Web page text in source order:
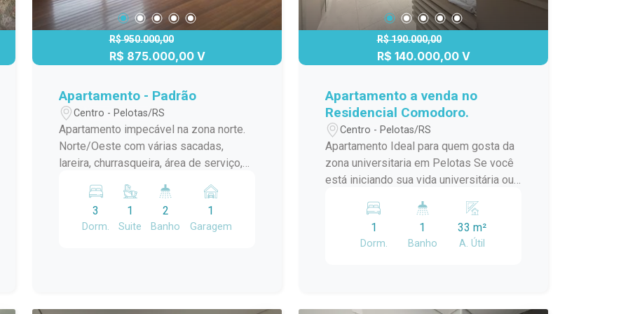
aventuras culinárias. Além disso, o
Edifício Luís de Camões oferece
comodidades incomparáveis, incluindo
áreas de lazer, piscina e segurança 24
parte deste luxuoso condomínio e viver
no coração da cidade. Agende uma
visita agora mesmo e descubra a
elegância e o conforto que este
apartamento de alto padrão oferece.
R$ 950.000,00
R$ 875.000,00 V
Apartamento - Padrão
Centro - Pelotas/RS
Apartamento impecável na zona norte.
Norte/Oeste com várias sacadas,
lareira, churrasqueira, área de serviço,
lavabo. Prédio com elevador e salão de
festas.3
Dorm.
1
Suite
2
Banho
1
Garagem
R$ 190.000,00
R$ 140.000,00 V
Apartamento a venda no
Residencial Comodoro.
Centro - Pelotas/RS
Apartamento Ideal para quem gosta da
zona universitaria em Pelotas Se você
está iniciando sua vida universitária ou
lugar tranquilo e acessível, este
apartamento é a escolha perfeita.
Localizado próximo aos principais
1
Dorm.
1
Banho
33 m²
A. Útil